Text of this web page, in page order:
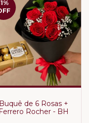
%
Buquê de 6 Rosas +
Rocher - BH